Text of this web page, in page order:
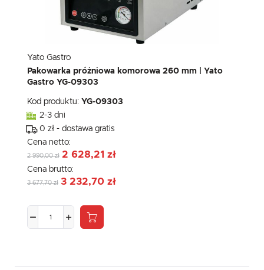
Yato Gastro
Pakowarka próżniowa komorowa 260 mm | Yato
Gastro YG-09303
Kod produktu: YG-09303
2-3 dni
0 zł - dostawa gratis
Cena netto:
2 990,00 zł 2 628,21 zł
Cena brutto:
3 677,70 zł 3 232,70 zł